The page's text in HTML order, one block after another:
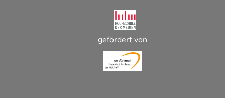
gefördert von